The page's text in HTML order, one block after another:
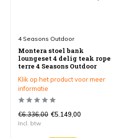
4 Seasons Outdoor
Montera stoel bank
loungeset 4 delig teak rope
terre 4 Seasons Outdoor
Klik op het product voor meer
informatie
€6.336,00 €5.149,00
Incl. btw